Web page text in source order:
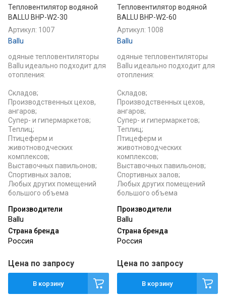
Тепловентилятор водяной
BALLU BHP-W2-30
Артикул: 1007
Ballu
одяные тепловентиляторы
Ballu идеально подходит для
отопления:
Складов;
Производственных цехов,
ангаров;
Супер- и гипермаркетов;
Теплиц;
Птицеферм и
животноводческих
комплексов;
Выставочных павильонов;
Спортивных залов;
Любых других помещений
большого объема
Производители
Ballu
Страна бренда
Россия
Цена по запросу
В корзину
Тепловентилятор водяной
BALLU BHP-W2-60
Артикул: 1008
Ballu
одяные тепловентиляторы
Ballu идеально подходит для
отопления:
Складов;
Производственных цехов,
ангаров;
Супер- и гипермаркетов;
Теплиц;
Птицеферм и
животноводческих
комплексов;
Выставочных павильонов;
Спортивных залов;
Любых других помещений
большого объема
Производители
Ballu
Страна бренда
Россия
Цена по запросу
В корзину